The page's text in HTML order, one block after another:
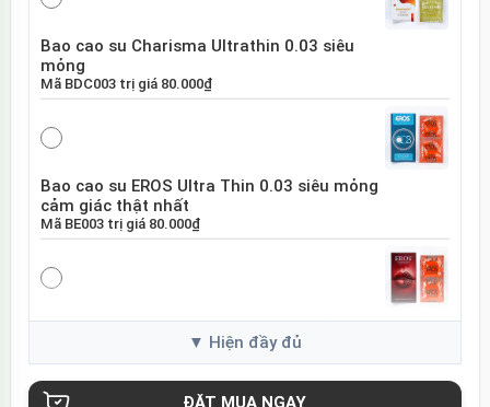
Bao cao su Charisma Ultrathin 0.03 siêu
mỏng
Mã BDC003trị giá 80.000₫
Bao cao su EROS Ultra Thin 0.03 siêu mỏng
cảm giác thật nhất
Mã BE003trị giá 80.000₫
Bao cao su EROS Super Dotted gai nổi tăng
MãBES01trị giá80.000₫